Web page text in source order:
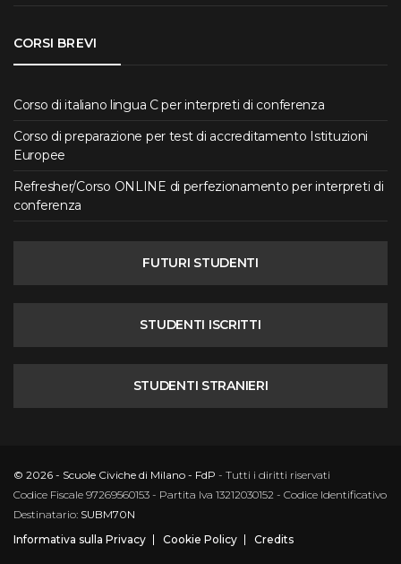
CORSI BREVI
Corso di italiano lingua C per interpreti di conferenza
Corso di preparazione per test di accreditamento Istituzioni
Europee
Refresher/Corso ONLINE di perfezionamento per interpreti di
conferenza
FUTURI STUDENTI
STUDENTI ISCRITTI
STUDENTI STRANIERI
© 2026 - Scuole Civiche di Milano - FdP - Tutti i diritti riservati
Codice Fiscale 97269560153 - Partita Iva 13212030152 - Codice Identificativo
Destinatario: SUBM70N
Informativa sulla Privacy
Cookie Policy Credits